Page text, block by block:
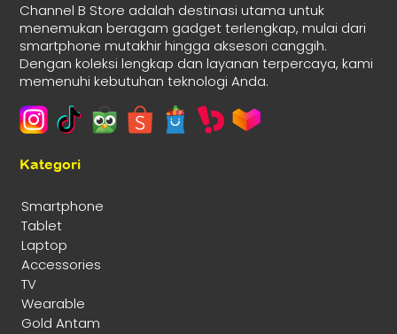
Channel B Store adalah destinasi utama untuk
menemukan beragam gadget terlengkap, mulai dari
smartphone mutakhir hingga aksesori canggih.
Dengan koleksi lengkap dan layanan terpercaya, kami
memenuhi kebutuhan teknologi Anda.
Kategori
Smartphone
Tablet
Laptop
Accessories
TV
Wearable
Gold Antam